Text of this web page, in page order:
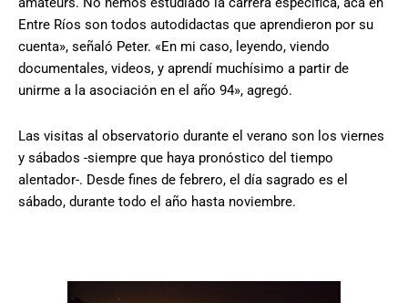
Entre Ríos son todos autodidactas que aprendieron por su
cuenta», señaló Peter. «En mi caso, leyendo, viendo
documentales, videos, y aprendí muchísimo a partir de
unirme a la asociación en el año 94», agregó.
Las visitas al observatorio durante el verano son los viernes
y sábados -siempre que haya pronóstico del tiempo
alentador-. Desde fines de febrero, el día sagrado es el
sábado, durante todo el año hasta noviembre.